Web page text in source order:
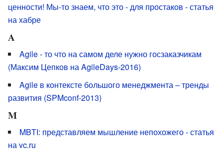
ценности! Мы-то знаем, что это - для простаков - статья
на хабре
A
Agile - то что на самом деле нужно госзаказчикам
(Максим Цепков на AgileDays-2016)
Agile в контексте большого менеджмента – тренды
развития (SPMconf-2013)
M
MBTI: представляем мышление непохожего - статья
на vc.ru